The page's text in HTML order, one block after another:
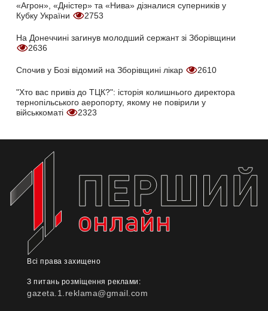
«Агрон», «Дністер» та «Нива» дізналися суперників у
Кубку України
2753
На Донеччині загинув молодший сержант зі Зборівщини
2636
Спочив у Бозі відомий на Зборівщині лікар 2610
"Хто вас привіз до ТЦК?": історія колишнього директора
тернопільського аеропорту, якому не повірили у
військкоматі
2323
Всі права захищено
З питань розміщення реклами:
gazeta.1.reklama@gmail.com